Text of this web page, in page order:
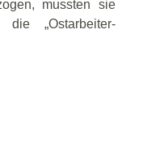
mussten sie
„Ostarbeiter-